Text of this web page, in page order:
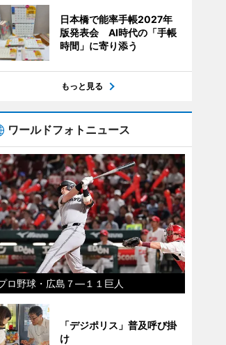
日本橋で能率手帳2027年
版発表会 AI時代の「手帳
時間」に寄り添う
もっと見る
ワールドフォトニュース
ロ野球・広島７―１１巨人
「デジポリス」普及呼び掛
け